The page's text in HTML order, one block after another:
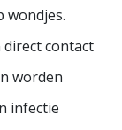
wondjes.
contact
worden
infectie